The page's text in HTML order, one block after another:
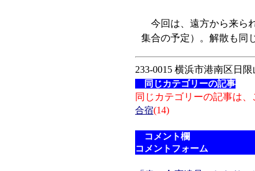
今回は、遠方から来ら
集合の予定）。解散も同
233-0015 横浜市港南区日限
同じカテゴリーの記事
同じカテゴリーの記事は、
合宿(14)
コメント欄
コメントフォーム